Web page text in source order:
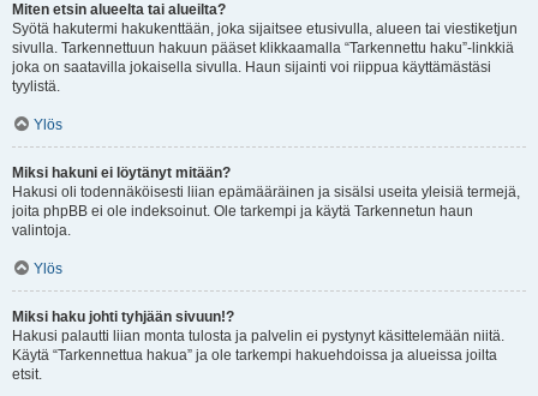
Miten etsin alueelta tai alueilta?
Syötä hakutermi hakukenttään, joka sijaitsee etusivulla, alueen tai viestiketjun
sivulla. Tarkennettuun hakuun pääset klikkaamalla “Tarkennettu haku”-linkkiä
joka on saatavilla jokaisella sivulla. Haun sijainti voi riippua käyttämästäsi
tyylistä.
Ylös
Miksi hakuni ei löytänyt mitään?
Hakusi oli todennäköisesti liian epämääräinen ja sisälsi useita yleisiä termejä,
joita phpBB ei ole indeksoinut. Ole tarkempi ja käytä Tarkennetun haun
valintoja.
Ylös
Miksi haku johti tyhjään sivuun!?
Hakusi palautti liian monta tulosta ja palvelin ei pystynyt käsittelemään niitä.
Käytä “Tarkennettua hakua” ja ole tarkempi hakuehdoissa ja alueissa joilta
etsit.